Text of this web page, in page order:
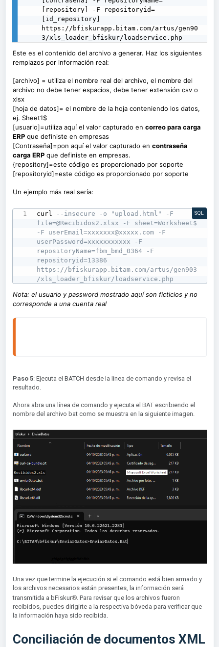
[repository] -F repositoryid=
[id_repository]
https://bfiskurapp.bitam.com/artus/gen90
3/xls_loader_bfiskur/loadservice.php
Este es el contenido del archivo a generar. Haz los siguientes
remplazos por información real:
[archivo] = utiliza el nombre real del archivo, el nombre del
archivo no debe tener espacios, debe tener extensión csv o
xlsx
[hoja de datos]= el nombre de la hoja conteniendo los datos,
ej. Sheet1$
[usuario]=utiliza aquí el valor capturado en correo para carga
ERPque definiste en empresas
[Contraseña]=pon aquí el valor capturado en contraseña
carga ERPque definiste en empresas.
{repository]=este código es proporcionado por soporte
[repositoryid]=este código es proporcionado por soporte
Un ejemplo más real sería:
curl
--insecure -o "upload.html" -F
file=@Recibidos2.xlsx -F sheet=Worksheet$
-F userEmail=xxxxxxx@xxxxx.com -F
userPassword=xxxxxxxxxxx -F
repositoryName=fbm_bmd_0364 -F
repositoryid=13386
https://bfiskurapp.bitam.com/artus/gen903
/xls_loader_bfiskur/loadservice.php
SQL
Nota: el usuario y password mostrado aquí son ficticios y no
corresponde a una cuenta real
Paso 5: Ejecuta el BATCH desde la línea de comando y revisa el
resultado.
Ahora abra una línea de comando y ejecuta el BAT escribiendo el
nombre del archivo bat como se muestra en la siguiente imagen.
Una vez que termine la ejecución si el comando está bien armado y
los archivos necesarios están presentes, la información será
transmitida a bFiskur®︎. Para revisar que los archivos fueron
recibidos, puedes dirigirte a la respectiva bóveda para verificar que
la información haya sido recibida.
Conciliación de documentos XML